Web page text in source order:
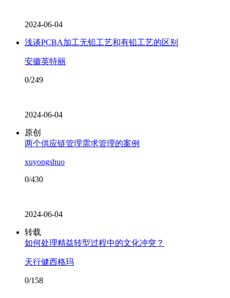
2024-06-04
浅谈PCBA加工无铅工艺和有铅工艺的区别
安徽英特丽
0/249
2024-06-04
原创
两个供应链管理需求管理的案例
xuyongshuo
0/430
2024-06-04
转载
如何处理精益转型过程中的文化冲突？
天行健西格玛
0/158